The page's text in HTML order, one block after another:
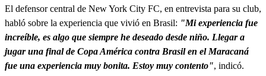
El defensor central de New York City FC, en entrevista para su club,
habló sobre la experiencia que vivió en Brasil: "Mi experiencia fue
increíble, es algo que siempre he deseado desde niño. Llegar a
jugar una final de Copa América contra Brasil en el Maracaná
fue una experiencia muy bonita. Estoy muy contento", indicó.